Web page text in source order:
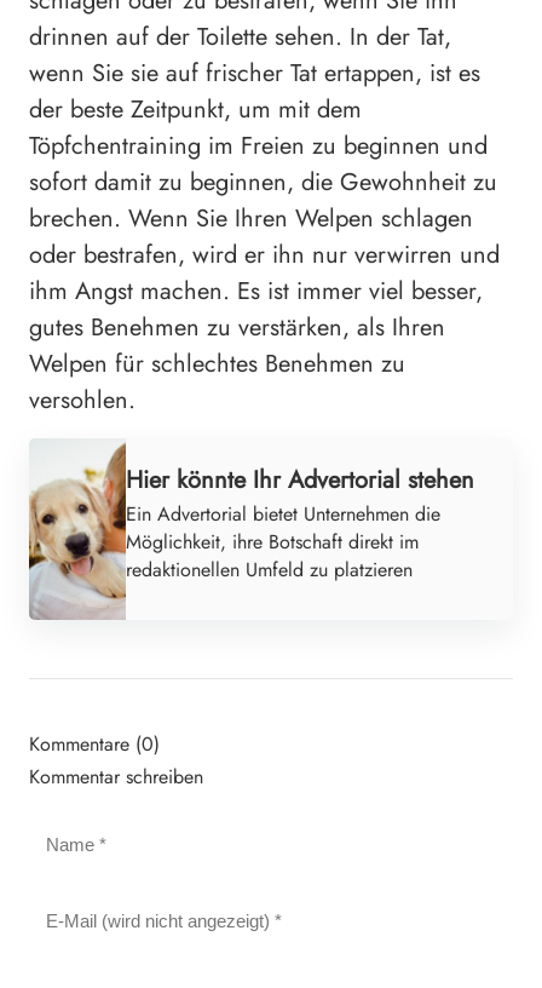
drinnen auf der Toilette sehen. In der Tat,
wenn Sie sie auf frischer Tat ertappen, ist es
der beste Zeitpunkt, um mit dem
Töpfchentraining im Freien zu beginnen und
sofort damit zu beginnen, die Gewohnheit zu
brechen. Wenn Sie Ihren Welpen schlagen
oder bestrafen, wird er ihn nur verwirren und
ihm Angst machen. Es ist immer viel besser,
gutes Benehmen zu verstärken, als Ihren
Welpen für schlechtes Benehmen zu
versohlen.
Hier könnte Ihr Advertorial stehen
Ein Advertorial bietet Unternehmen die
Möglichkeit, ihre Botschaft direkt im
redaktionellen Umfeld zu platzieren
Kommentare (0)
Kommentar schreiben